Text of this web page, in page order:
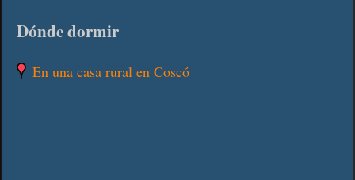
Dónde dormir
En una casa rural en Coscó